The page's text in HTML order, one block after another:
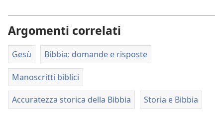
Argomenti correlati
Gesù Bibbia: domande e risposte
Manoscritti biblici
Accuratezza storica della Bibbia Storia e Bibbia